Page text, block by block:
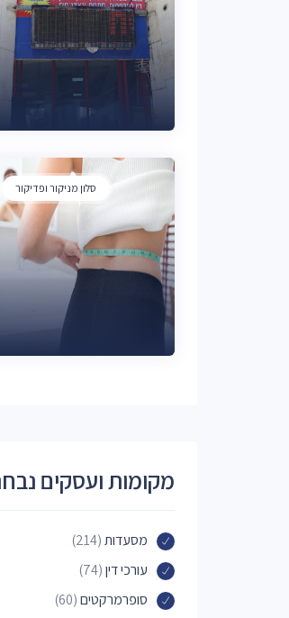
סלון מניקור ופדיקור
מקומות ועסקים
מסעדות(214)
עורכי דין(74)
סופרמרקטים(60)